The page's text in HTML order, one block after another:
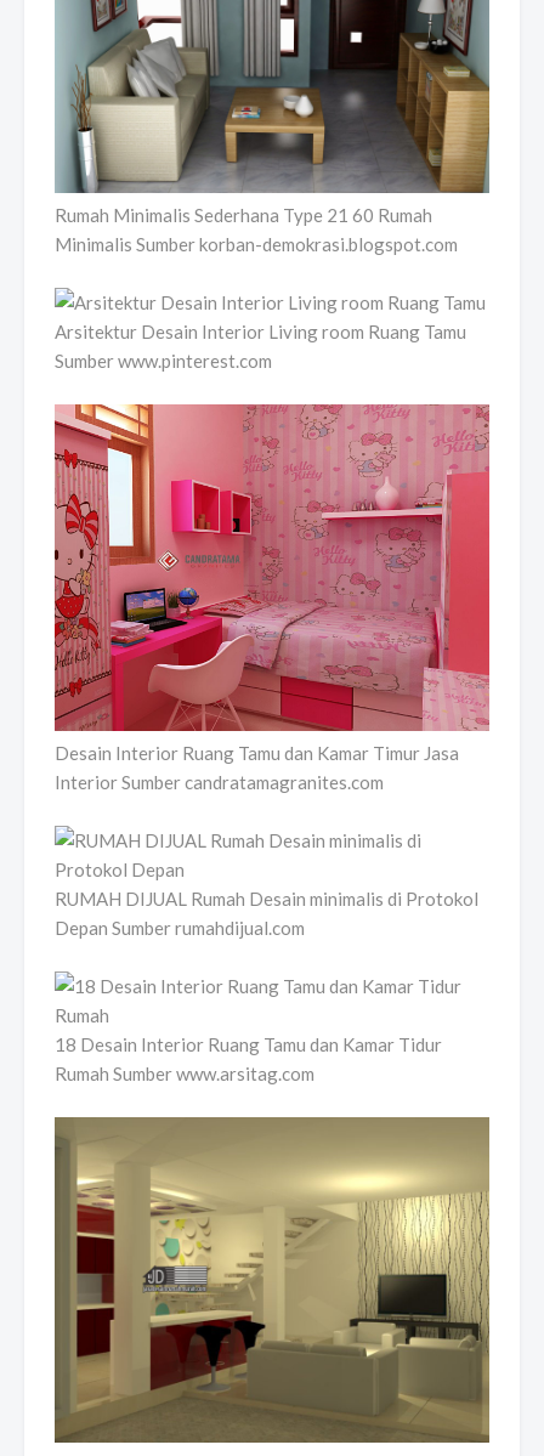
Rumah Minimalis Sederhana Type 21 60 Rumah
Minimalis Sumber korban-demokrasi.blogspot.com
Arsitektur Desain Interior Living room Ruang Tamu
Sumber www.pinterest.com
Desain Interior Ruang Tamu dan Kamar Timur Jasa
Interior Sumber candratamagranites.com
RUMAH DIJUAL Rumah Desain minimalis di Protokol
Depan Sumber rumahdijual.com
18 Desain Interior Ruang Tamu dan Kamar Tidur
Rumah Sumber www.arsitag.com